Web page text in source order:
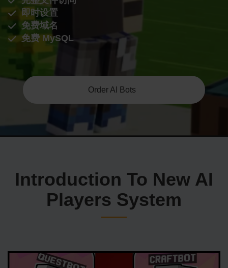
即时设置
免费域名
免费 MySQL
Order AI Bots
Introduction To New AI
Players System